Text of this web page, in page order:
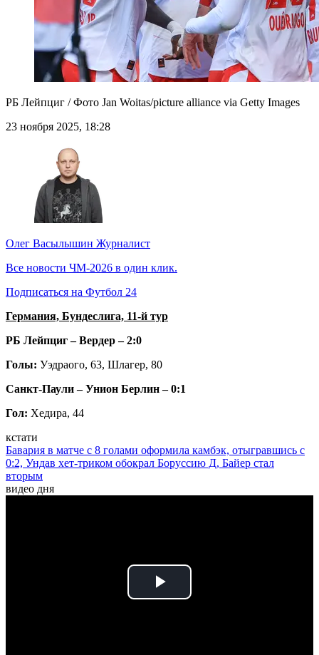
РБ Лейпциг / Фото Jan Woitas/picture alliance via Getty Images
23 ноября 2025, 18:28
Олег Васылышин Журналист
Все новости ЧМ-2026 в один клик.
Подписаться на Футбол 24
Германия, Бундеслига, 11-й тур
РБ Лейпциг – Вердер – 2:0
Голы: Уэдраого, 63, Шлагер, 80
Санкт-Паули – Унион Берлин – 0:1
Гол: Хедира, 44
кстати
Бавария в матче с 8 голами оформила камбэк, отыгравшись с
0:2, Ундав хет-триком обокрал Боруссию Д, Байер стал
вторым
видео дня
Play